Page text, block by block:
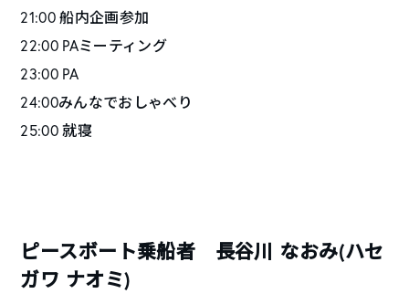
21:00 船内企画参加
22:00 PAミーティング
23:00 PA
24:00みんなでおしゃべり
25:00 就寝
ピースボート乗船者 長谷川 なおみ(ハセ
ガワ ナオミ)